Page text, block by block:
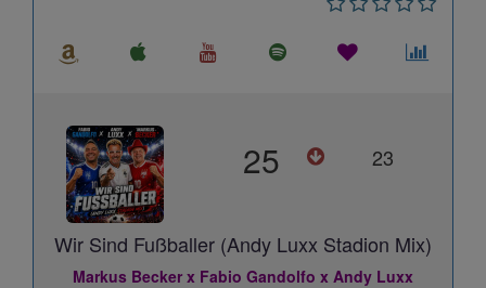
25 23
Wir Sind Fußballer (Andy Luxx Stadion Mix)
Markus Becker x Fabio Gandolfo x Andy Luxx